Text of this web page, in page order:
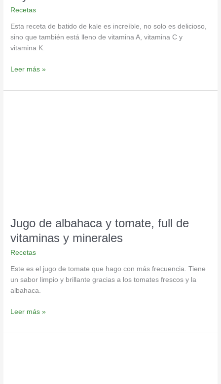
Recetas
Esta receta de batido de kale es increíble, no solo es delicioso,
sino que también está lleno de vitamina A, vitamina C y
vitamina K.
Leer más »
Jugo de albahaca y tomate, full de
vitaminas y minerales
Recetas
Este es el jugo de tomate que hago con más frecuencia. Tiene
un sabor limpio y brillante gracias a los tomates frescos y la
albahaca.
Leer más »